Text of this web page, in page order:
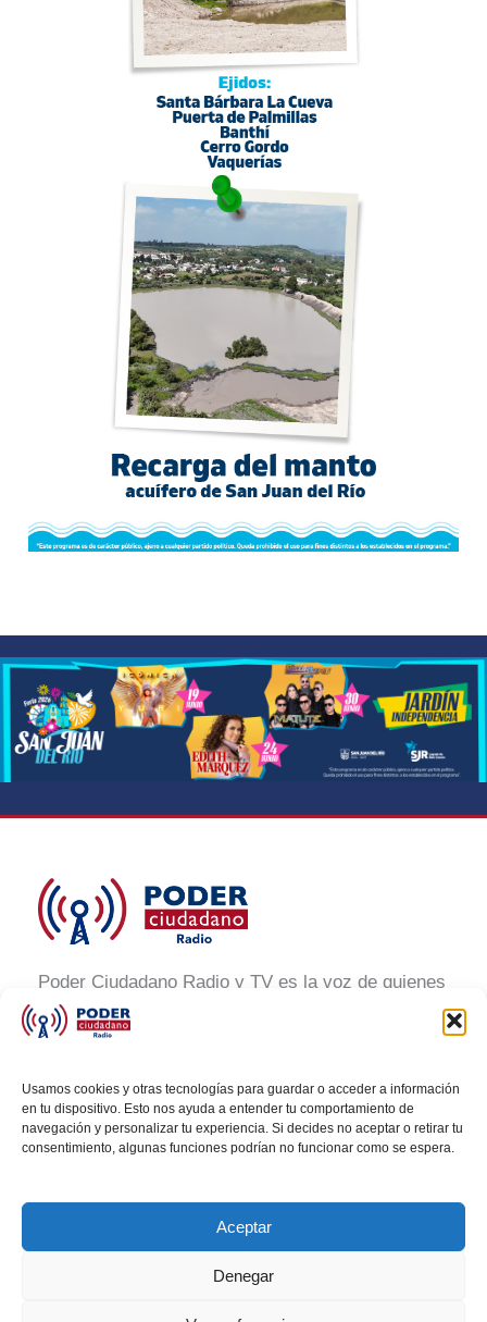
Usamos cookies y otras tecnologías para guardar o acceder a información
en tu dispositivo. Esto nos ayuda a entender tu comportamiento de
navegación y personalizar tu experiencia. Si decides no aceptar o retirar tu
consentimiento, algunas funciones podrían no funcionar como se espera.
Aceptar
Denegar
Poder Ciudadano Radio y TV es la voz de quienes
buscan un México informado y participativo.
Nuestro compromiso es conectar con la
transformación social a través de noticias claras,
veraces y al alcance de todos.